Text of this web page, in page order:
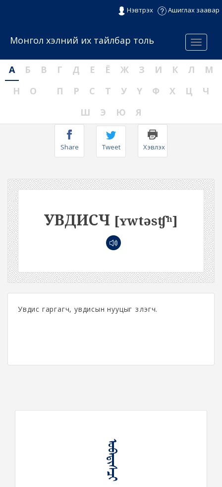
Нэвтрэх Ашиглах заавар
Menu
Монгол хэлний их тайлбар толь
А Б В Г Д Е Ё Ж З И К Л
М
Н
О П Р С Т У Ү Ф Х Ц
Ч
Ш
Э Ю Я
Share Tweet Хэвлэх
УВДИСЧ [ʏwtəsʧʰ]
Увдис гаргагч, увдисын нууцыг үзүүлэгч.
ᠤᠪᠠᠳᠢᠰᠴᠢ